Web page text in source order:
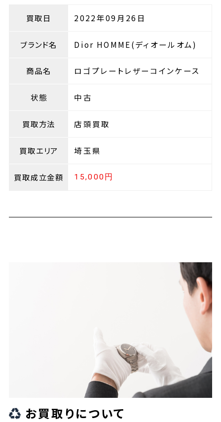
買取日 2022年09月26日
ブランド名 Dior HOMME(ディオールオム)
商品名 ロゴプレートレザーコインケース
状態 中古
買取方法 店頭買取
買取エリア 埼玉県
買取成立金額 15,000
お買取りについて